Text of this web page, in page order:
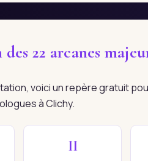
22 arcanes
voici un repère gratuit
à Clichy.
II